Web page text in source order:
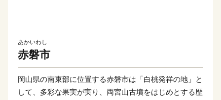
あかいわし
赤磐市
岡山県の南東部に位置する赤磐市は「白桃発祥の地」と
して、多彩な果実が実り、両宮山古墳をはじめとする歴